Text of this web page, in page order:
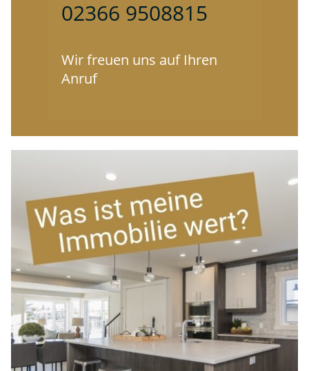
02366 9508815
Wir freuen uns auf Ihren
Anruf